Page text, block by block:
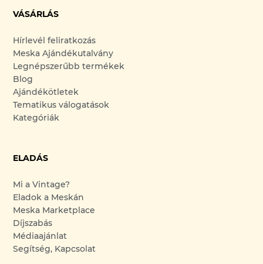
VÁSÁRLÁS
Hírlevél feliratkozás
Meska Ajándékutalvány
Legnépszerűbb termékek
Blog
Ajándékötletek
Tematikus válogatások
Kategóriák
ELADÁS
Mi a Vintage?
Eladok a Meskán
Meska Marketplace
Díjszabás
Médiaajánlat
Segítség, Kapcsolat